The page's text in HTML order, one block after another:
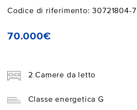
Codice di riferimento: 30721804-7
70.000€
2 Camere da letto
Classe energetica G